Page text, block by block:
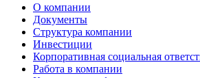
О компании
Документы
Структура компании
Инвестиции
Корпоративная социальная
Работа в компании